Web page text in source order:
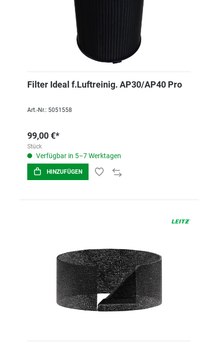
Filter Ideal f.Luftreinig. AP30/AP40 Pro
Art.-Nr.: 5051558
99,00 €*
Stück
Verfügbar in 5–7 Werktagen
HINZUFÜGEN